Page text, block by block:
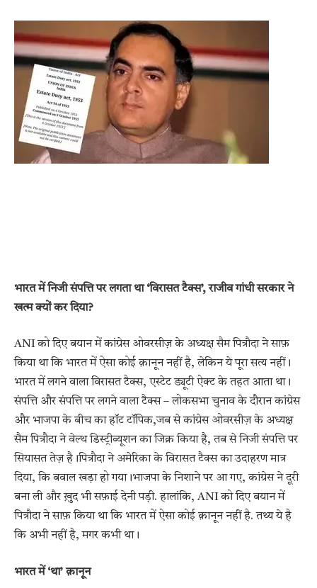
भारत में निजी संपत्ति पर लगता था ‘विरासत टैक्स’, राजीव गांधी सरकार ने
खत्म क्यों कर दिया?
ANI को दिए बयान में कांग्रेस ओवरसीज़ के अध्यक्ष सैम पित्रौदा ने साफ़
किया था कि भारत में ऐसा कोई क़ानून नहीं है, लेकिन ये पूरा सत्य नहीं।
भारत में लगने वाला विरासत टैक्स, एस्टेट ड्यूटी ऐक्ट के तहत आता था।
संपत्ति और संपत्ति पर लगने वाला टैक्स – लोकसभा चुनाव के दौरान कांग्रेस
और भाजपा के बीच का हॉट टॉपिक,जब से कांग्रेस ओवरसीज़ के अध्यक्ष
सैम पित्रौदा ने वेल्थ डिस्ट्रीब्यूशन का जिक्र किया है, तब से निजी संपत्ति पर
सियासत तेज़ है।पित्रौदा ने अमेरिका के विरासत टैक्स का उदाहरण मात्र
दिया, कि बवाल खड़ा हो गया।भाजपा के निशाने पर आ गए, कांग्रेस ने दूरी
बना ली और ख़ुद भी सफ़ाई देनी पड़ी. हालांकि, ANI को दिए बयान में
पित्रौदा ने साफ़ किया था कि भारत में ऐसा कोई क़ानून नहीं है. तथ्य ये है
कि अभी नहीं है, मगर कभी था।
भारत में ‘था’ क़ानून